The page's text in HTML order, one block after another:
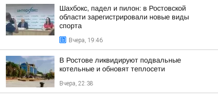
Шахбокс, падел и пилон: в Ростовской
области зарегистрировали новые виды
спорта
Вчера, 19:46
В Ростове ликвидируют подвальные
котельные и обновят теплосети
Вчера, 22:38